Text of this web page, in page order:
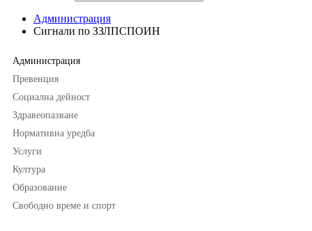
Администрация
Сигнали по ЗЗЛПСПОИН
Администрация
Превенция
Социална дейност
Здравеопазване
Нормативна уредба
Услуги
Култура
Образование
Свободно време и спорт